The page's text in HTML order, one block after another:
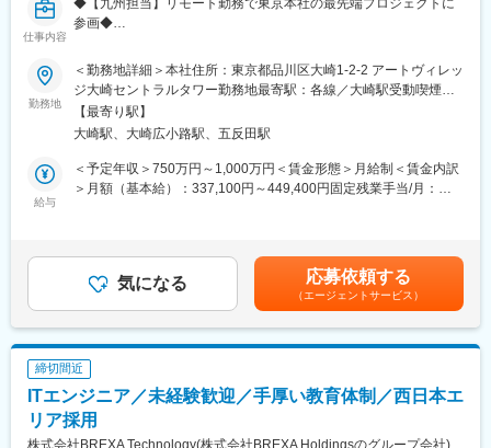
※福岡（赤坂・天神）、北九州、佐賀、長崎、熊本、大分、宮崎、
鹿児島いずれか勤務地への配属を予定しています。
スもありますので、あらかじめご了承ください。
■長く働ける就業環境：
上記各3部門はそれぞれ40～70名前後で構成され、1人に作業負荷
っています。
また、平均残業は20h前後／月で、短納期やトラブルがなければ
変更の範囲：会社の定める業務
仕事内容
◆【九州担当】リモート勤務で東京本社の最先端プロジェクトに
参画◆
大幅UP～
■職務内容：
金融業界向けのITコンサルタントとして、以下の業務を担当いた
だきます。
・顧客ヒアリング、業務・システム課題の抽出
・ソリューション提案、実行計画の立案
■魅力：
・リモート勤務可能：習得状況などにより変動しますが、必要に
境です。
・地方金融機関とのプロジェクト多数：地元経済に貢献できるや
りがいある仕事。
・技術力も磨けるITコンサル：上流工程だけでなく、設計・開発
まで一貫して関われるため、技術者としての市場価値も向上でき
勤務地
＜勤務地詳細＞本社住所：東京都品川区大崎1-2-2 アートヴィレッ
ジ大崎セントラルタワー勤務地最寄駅：各線／大崎駅受動喫煙対
策：屋内全面禁煙変更の範囲：会社の定める事業所（リモートワ
ーク含む）
【最寄り駅】
大崎駅、大崎広小路駅、五反田駅
給与
＜予定年収＞750万円～1,000万円＜賃金形態＞月給制＜賃金内訳
＞月額（基本給）：337,100円～449,400円固定残業手当/月：
経験・年齢・能力・前職給与等を考慮し、当社規程により優遇し
ます。・昇給：年1回（4月）・賞与：年2回（6月・12月）賃金は
あくまでも目安の金額であり、選考を通じて上下する可能性があ
ります。月給(月額)は固定手当を含めた表記です。
気になる 応募依頼する
（エージェントサービス）
締切間近
ITエンジニア／未経験歓迎／手厚い教育体制／西日本エ
リア採用
株式会社BREXA Technology(株式会社BREXA Holdingsのグループ会社)